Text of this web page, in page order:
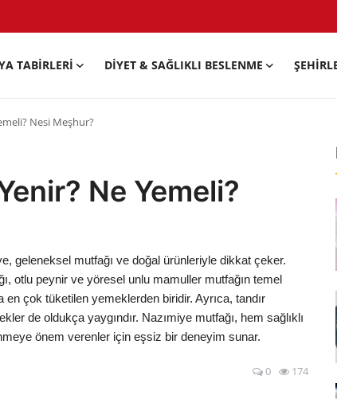
TABIRLERI DIYET & SAĞLIKLI BESLENME
Nesi Meşhur?
Ne Yemeli?
geleneksel mutfağı ve doğal ürünleriyle dikkat çeker.
otlu peynir ve yöresel unlu mamuller mutfağın temel
çok tüketilen yemeklerden biridir. Ayrıca, tandır
de oldukça yaygındır. Nazımiye mutfağı, hem sağlıklı
önem verenler için eşsiz bir deneyim sunar.
0 174